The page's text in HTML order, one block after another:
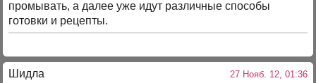
промывать, а далее уже идут различные способы
готовки и рецепты.
Шидла 27 Нояб. 12, 01:36